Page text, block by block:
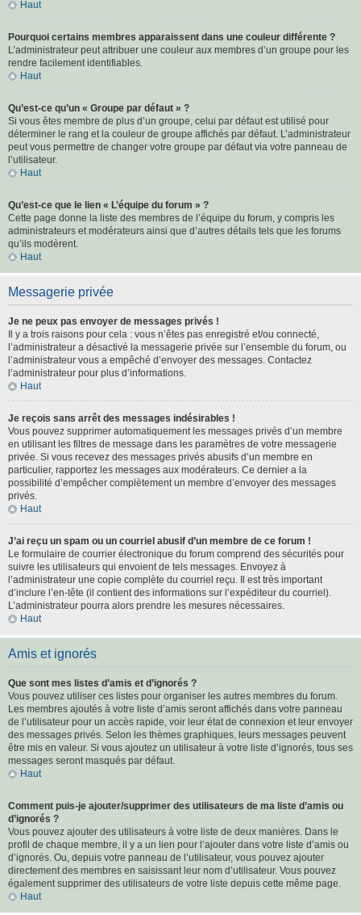
Haut
Pourquoi certains membres apparaissent dans une couleur différente ?
L’administrateur peut attribuer une couleur aux membres d’un groupe pour les
rendre facilement identifiables.
Haut
Qu’est-ce qu’un « Groupe par défaut » ?
Si vous êtes membre de plus d’un groupe, celui par défaut est utilisé pour
déterminer le rang et la couleur de groupe affichés par défaut. L’administrateur
peut vous permettre de changer votre groupe par défaut via votre panneau de
l’utilisateur.
Haut
Qu’est-ce que le lien « L’équipe du forum » ?
Cette page donne la liste des membres de l’équipe du forum, y compris les
administrateurs et modérateurs ainsi que d’autres détails tels que les forums
qu’ils modèrent.
Haut
Messagerie privée
Je ne peux pas envoyer de messages privés !
Il y a trois raisons pour cela : vous n’êtes pas enregistré et/ou connecté,
l’administrateur a désactivé la messagerie privée sur l’ensemble du forum, ou
l’administrateur vous a empêché d’envoyer des messages. Contactez
l’administrateur pour plus d’informations.
Haut
Je reçois sans arrêt des messages indésirables !
Vous pouvez supprimer automatiquement les messages privés d’un membre
en utilisant les filtres de message dans les paramètres de votre messagerie
privée. Si vous recevez des messages privés abusifs d’un membre en
particulier, rapportez les messages aux modérateurs. Ce dernier a la
possibilité d’empêcher complètement un membre d’envoyer des messages
privés.
Haut
J’ai reçu un spam ou un courriel abusif d’un membre de ce forum !
Le formulaire de courrier électronique du forum comprend des sécurités pour
suivre les utilisateurs qui envoient de tels messages. Envoyez à
l’administrateur une copie complète du courriel reçu. Il est très important
d’inclure l’en-tête (il contient des informations sur l’expéditeur du courriel).
L’administrateur pourra alors prendre les mesures nécessaires.
Haut
Amis et ignorés
Que sont mes listes d’amis et d’ignorés ?
Vous pouvez utiliser ces listes pour organiser les autres membres du forum.
Les membres ajoutés à votre liste d’amis seront affichés dans votre panneau
de l’utilisateur pour un accès rapide, voir leur état de connexion et leur envoyer
des messages privés. Selon les thèmes graphiques, leurs messages peuvent
être mis en valeur. Si vous ajoutez un utilisateur à votre liste d’ignorés, tous ses
messages seront masqués par défaut.
Haut
Comment puis-je ajouter/supprimer des utilisateurs de ma liste d’amis ou
d’ignorés ?
Vous pouvez ajouter des utilisateurs à votre liste de deux manières. Dans le
profil de chaque membre, il y a un lien pour l’ajouter dans votre liste d’amis ou
d’ignorés. Ou, depuis votre panneau de l’utilisateur, vous pouvez ajouter
directement des membres en saisissant leur nom d’utilisateur. Vous pouvez
également supprimer des utilisateurs de votre liste depuis cette même page.
Haut